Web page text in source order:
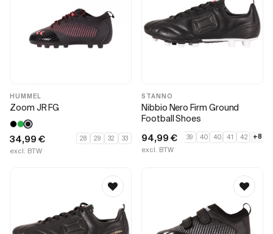
HUMMEL
Zoom JR FG
34,99 €
excl. BTW
28 29 32 33
STANNO
Nibbio Nero Firm Ground
Football Shoes
94,99 €
excl. BTW
39 40 40.5 41 42 +8